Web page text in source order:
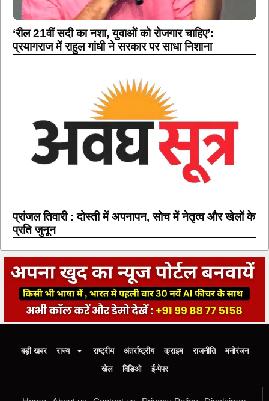
‘रील 21वीं सदी का नशा, युवाओं को रोजगार चाहिए’:
प्रयागराज में राहुल गांधी ने सरकार पर साधा निशाना
प्रांजल तिवारी : दोस्ती में अपनापन, सोच में नेतृत्व और खेलों के
प्रति जुनून
बड़ी खबर राज्य राष्ट्रीय अंतर्राष्ट्रीय क्राइम राजनीति
मनोरंजन
खेल
विडिओ ई-पेपर